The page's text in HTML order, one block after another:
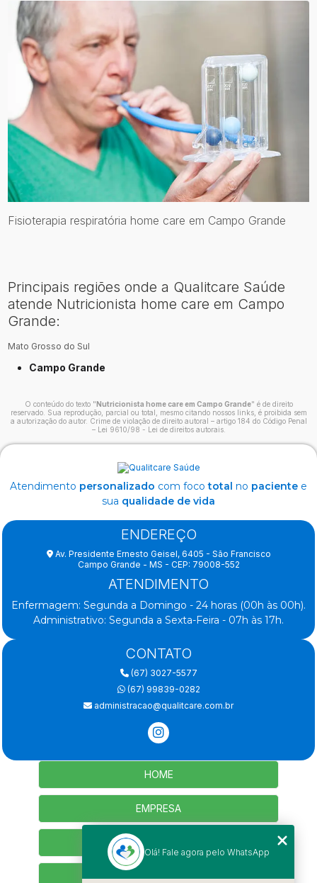
Fisioterapia respiratória home care em Campo Grande
Principais regiões onde a Qualitcare Saúde
atende Nutricionista home care em Campo
Grande:
Mato Grosso do Sul
Campo Grande
O conteúdo do texto "Nutricionista home care em Campo Grande" é de direito
reservado. Sua reprodução, parcial ou total, mesmo citando nossos links, é proibida sem
a autorização do autor. Crime de violação de direito autoral – artigo 184 do Código Penal
– Lei 9610/98 - Lei de direitos autorais.
Atendimento personalizado com focototal no paciente e
sua qualidade de vida
ENDEREÇO
Av. Presidente Ernesto Geisel, 6405 - São Francisco
Campo Grande - MS - CEP: 79008-552
ATENDIMENTO
Enfermagem: Segunda a Domingo - 24 horas (00h às 00h).
Administrativo: Segunda a Sexta-Feira - 07h às 17h.
CONTATO
(67) 3027-5577
(67) 99839-0282
administracao@qualitcare.com.br
HOME
EMPRESA
SERVIÇOS
CONTATO
Olá! Fale agora pelo WhatsApp